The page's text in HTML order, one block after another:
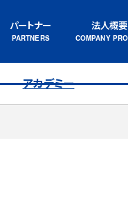
パートナー 法人概要
アカデミー